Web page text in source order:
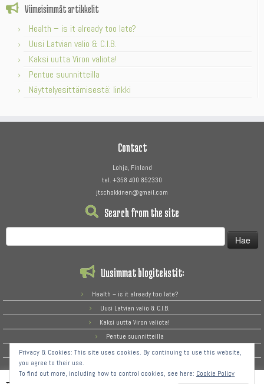
Viimeisimmät artikkelit
Health – is it already too late?
Uusi Latvian valio & C.I.B.
Kaksi uutta Viron valiota!
Pentue suunnitteilla
Näyttelyesittämisestä: linkki
Contact
Lohja, Finland
tel. +358 400 852330
jtschokkinen@gmail.com
Search from the site
Uusimmat blogitekstit:
Health – is it already too late?
Uusi Latvian valio & C.I.B.
Kaksi uutta Viron valiota!
Pentue suunnitteilla
Näyttelyesittämisestä: linkki
Privacy & Cookies: This site uses cookies. By continuing to use this website,
you agree to their use.
To find out more, including how to control cookies, see here: Cookie Policy